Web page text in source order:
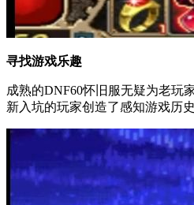
寻找游戏乐趣
成熟的DNF60怀旧服无疑为老玩
新入坑的玩家创造了感知游戏历